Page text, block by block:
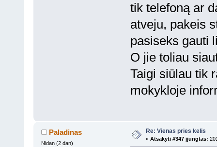
tik telefoną ar
atveju, pakeis
pasiseks gauti
O jie toliau
Taigi siūlau tik
mokykloje
Paladinas
Nidan (2 dan)
Re: Vienas pries kelis
« Atsakyti #347 įjungtas: